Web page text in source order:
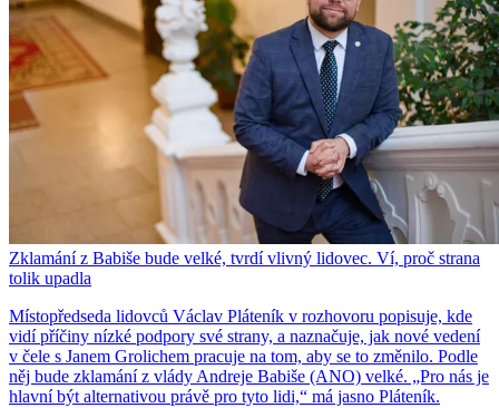
Zklamání z Babiše bude velké, tvrdí vlivný lidovec. Ví, proč strana
tolik upadla
Místopředseda lidovců Václav Pláteník v rozhovoru popisuje, kde
vidí příčiny nízké podpory své strany, a naznačuje, jak nové vedení
v čele s Janem Grolichem pracuje na tom, aby se to změnilo. Podle
něj bude zklamání z vlády Andreje Babiše (ANO) velké. „Pro nás je
hlavní být alternativou právě pro tyto lidi,“ má jasno Pláteník.